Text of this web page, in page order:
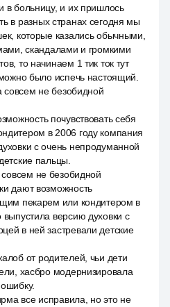
в больницу, и их пришлось
в разных странах сегодня мы
которые казались обычными,
скандалами и громкими
то начинаем 1 тик ток тут
было испечь настоящий.
совсем не безобидной
почувствовать себя
в 2006 году компания
с очень непродуманной
пальцы.
совсем не безобидной
дают возможность
пекарем или кондитером в
версию духовки с
в ней застревали детские
от родителей, чьи дети
хасбро модернизировала
все исправила, но это не